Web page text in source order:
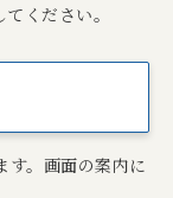
す。画面の案内に
ください。